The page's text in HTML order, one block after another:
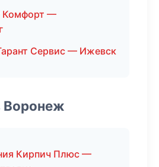
Комфорт —
Сервис — Ижевск
Воронеж
Кирпич Плюс —